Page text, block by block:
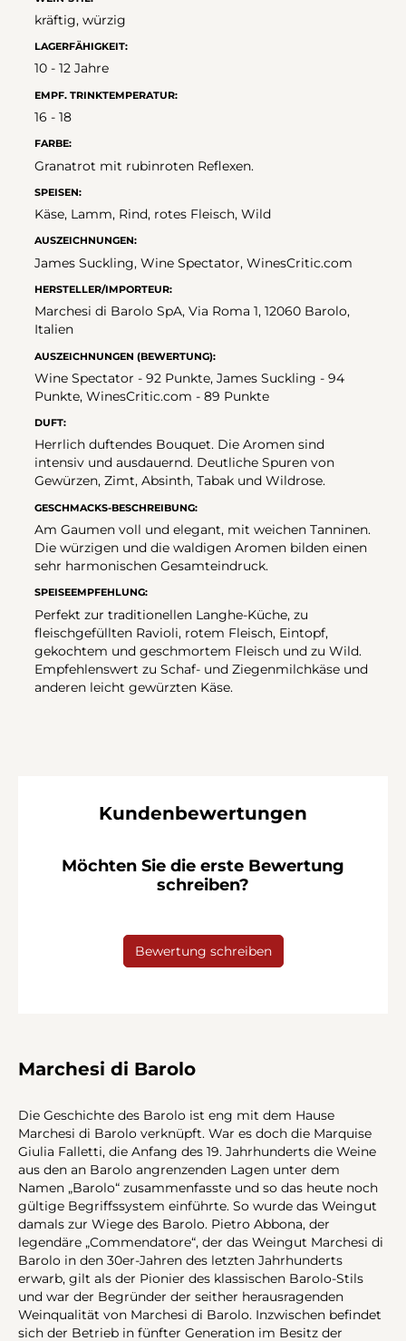
kräftig, würzig
LAGERFÄHIGKEIT:
10 - 12 Jahre
EMPF. TRINKTEMPERATUR:
16 - 18
FARBE:
Granatrot mit rubinroten Reflexen.
SPEISEN:
Käse, Lamm, Rind, rotes Fleisch, Wild
AUSZEICHNUNGEN:
James Suckling, Wine Spectator, WinesCritic.com
HERSTELLER/IMPORTEUR:
Marchesi di Barolo SpA, Via Roma 1, 12060 Barolo,
Italien
AUSZEICHNUNGEN (BEWERTUNG):
Wine Spectator - 92 Punkte, James Suckling - 94
Punkte, WinesCritic.com - 89 Punkte
DUFT:
Herrlich duftendes Bouquet. Die Aromen sind
intensiv und ausdauernd. Deutliche Spuren von
Gewürzen, Zimt, Absinth, Tabak und Wildrose.
GESCHMACKS-BESCHREIBUNG:
Am Gaumen voll und elegant, mit weichen Tanninen.
Die würzigen und die waldigen Aromen bilden einen
sehr harmonischen Gesamteindruck.
SPEISEEMPFEHLUNG:
Perfekt zur traditionellen Langhe-Küche, zu
fleischgefüllten Ravioli, rotem Fleisch, Eintopf,
gekochtem und geschmortem Fleisch und zu Wild.
Empfehlenswert zu Schaf- und Ziegenmilchkäse und
anderen leicht gewürzten Käse.
Kundenbewertungen
Möchten Sie die erste Bewertung
schreiben?
Bewertung schreiben
Marchesi di Barolo
Die Geschichte des Barolo ist eng mit dem Hause
Marchesi di Barolo verknüpft. War es doch die Marquise
Giulia Falletti, die Anfang des 19. Jahrhunderts die Weine
aus den an Barolo angrenzenden Lagen unter dem
Namen „Barolo“ zusammenfasste und so das heute noch
gültige Begriffssystem einführte. So wurde das Weingut
damals zur Wiege des Barolo. Pietro Abbona, der
legendäre „Commendatore“, der das Weingut Marchesi di
Barolo in den 30er-Jahren des letzten Jahrhunderts
erwarb, gilt als der Pionier des klassischen Barolo-Stils
und war der Begründer der seither herausragenden
Weinqualität von Marchesi di Barolo. Inzwischen befindet
sich der Betrieb in fünfter Generation im Besitz der